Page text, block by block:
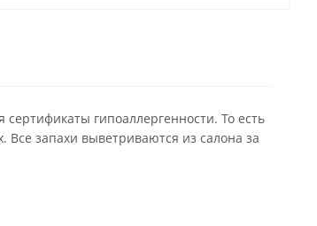
гипоаллергенности. То есть
Все запахи выветриваются из салона за